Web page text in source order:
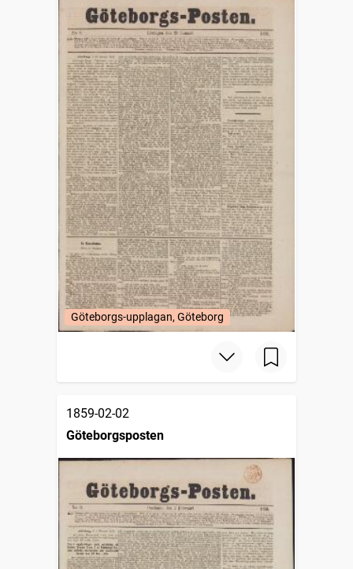
Göteborgs-upplagan, Göteborg
1859-02-02
Göteborgsposten